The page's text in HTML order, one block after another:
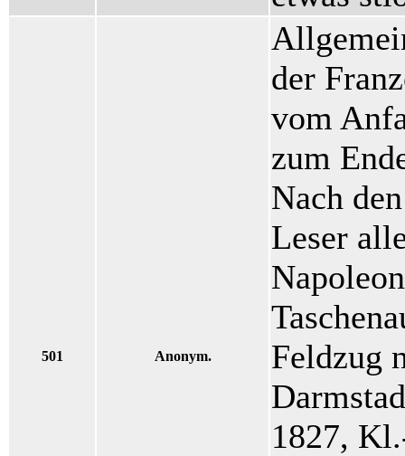
501 Anonym.
der
vom
zum
Nach
Leser
Feldzug
1827,